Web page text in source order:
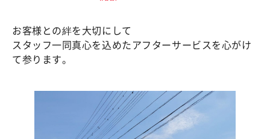
お客様との絆を大切にして
スタッフ一同真心を込めたアフターサービスを心がけ
て参ります。